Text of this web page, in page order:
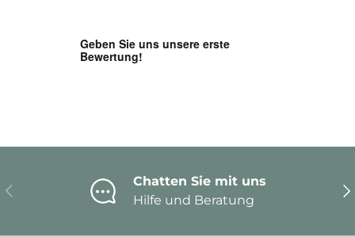
Vorherige
Chatten Sie mit uns
Hilfe und Beratung